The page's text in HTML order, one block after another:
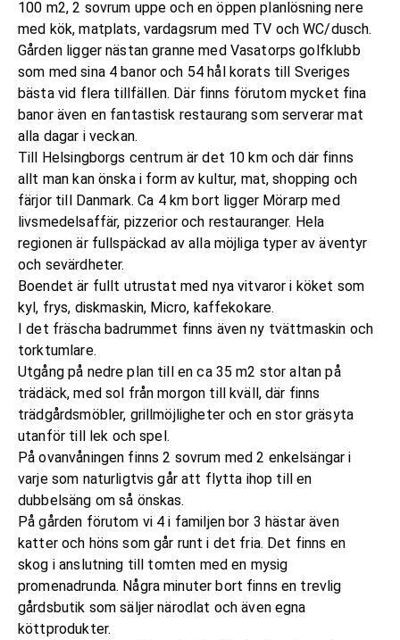
100 m2, 2 sovrum uppe och en öppen planlösning nere
med kök, matplats, vardagsrum med TV och WC/dusch.
Gården ligger nästan granne med Vasatorps golfklubb
som med sina 4 banor och 54 hål korats till Sveriges
bästa vid flera tillfällen. Där finns förutom mycket fina
banor även en fantastisk restaurang som serverar mat
alla dagar i veckan.
Till Helsingborgs centrum är det 10 km och där finns
allt man kan önska i form av kultur, mat, shopping och
färjor till Danmark. Ca 4 km bort ligger Mörarp med
livsmedelsaffär, pizzerior och restauranger. Hela
regionen är fullspäckad av alla möjliga typer av äventyr
och sevärdheter.
Boendet är fullt utrustat med nya vitvaror i köket som
kyl, frys, diskmaskin, Micro, kaffekokare.
I det fräscha badrummet finns även ny tvättmaskin och
torktumlare.
Utgång på nedre plan till en ca 35 m2 stor altan på
trädäck, med sol från morgon till kväll, där finns
trädgårdsmöbler, grillmöjligheter och en stor gräsyta
utanför till lek och spel.
På ovanvåningen finns 2 sovrum med 2 enkelsängar i
varje som naturligtvis går att flytta ihop till en
dubbelsäng om så önskas.
På gården förutom vi 4 i familjen bor 3 hästar även
katter och höns som går runt i det fria. Det finns en
skog i anslutning till tomten med en mysig
promenadrunda. Några minuter bort finns en trevlig
gårdsbutik som säljer närodlat och även egna
köttprodukter.